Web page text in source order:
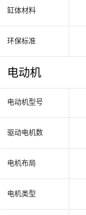
缸体材料
环保标准
电动机
电动机型号
驱动电机数
电机布局
电机类型